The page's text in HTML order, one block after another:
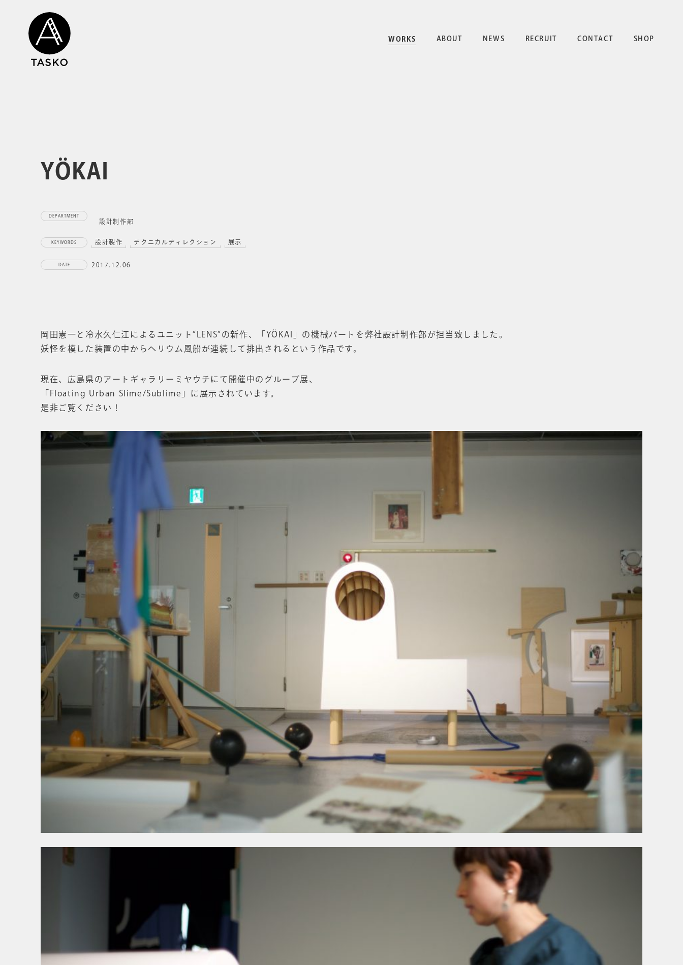
WORKS ABOUT NEWS RECRUIT CONTACT SHOP
YÖKAI
DEPARTMENT
設計制作部
KEYWORDS 設計製作 テクニカルディレクション 展示
DATE 2017.12.06
岡田憲一と冷水久仁江によるユニット”LENS”の新作、「YÖKAI」の機械パートを弊社設計制作部が担当致しました。
妖怪を模した装置の中からヘリウム風船が連続して排出されるという作品です。
現在、広島県のアートギャラリーミヤウチにて開催中のグループ展、
「Floating Urban Slime/Sublime」に展示されています。
是非ご覧ください！